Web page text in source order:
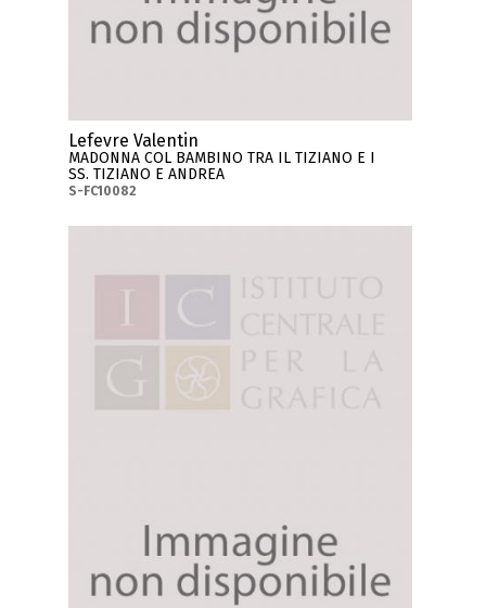
Lefevre Valentin
MADONNA COL BAMBINO TRA IL TIZIANO E I
SS. TIZIANO E ANDREA
S-FC10082